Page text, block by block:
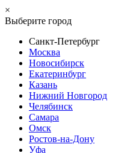
×
Выберите город
Санкт-Петербург
Москва
Новосибирск
Екатеринбург
Казань
Нижний Новгород
Челябинск
Самара
Омск
Ростов-на-Дону
Уфа